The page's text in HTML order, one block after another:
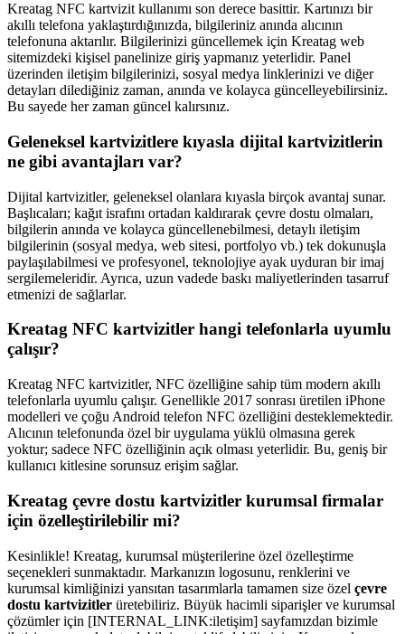
Kreatag NFC kartvizit kullanımı son derece basittir. Kartınızı bir
akıllı telefona yaklaştırdığınızda, bilgileriniz anında alıcının
telefonuna aktarılır. Bilgilerinizi güncellemek için Kreatag web
sitemizdeki kişisel panelinize giriş yapmanız yeterlidir. Panel
üzerinden iletişim bilgilerinizi, sosyal medya linklerinizi ve diğer
detayları dilediğiniz zaman, anında ve kolayca güncelleyebilirsiniz.
Bu sayede her zaman güncel kalırsınız.
Geleneksel kartvizitlere kıyasla dijital kartvizitlerin
ne gibi avantajları var?
Dijital kartvizitler, geleneksel olanlara kıyasla birçok avantaj sunar.
Başlıcaları; kağıt israfını ortadan kaldırarak çevre dostu olmaları,
bilgilerin anında ve kolayca güncellenebilmesi, detaylı iletişim
bilgilerinin (sosyal medya, web sitesi, portfolyo vb.) tek dokunuşla
paylaşılabilmesi ve profesyonel, teknolojiye ayak uyduran bir imaj
sergilemeleridir. Ayrıca, uzun vadede baskı maliyetlerinden tasarruf
etmenizi de sağlarlar.
Kreatag NFC kartvizitler hangi telefonlarla uyumlu
çalışır?
Kreatag NFC kartvizitler, NFC özelliğine sahip tüm modern akıllı
telefonlarla uyumlu çalışır. Genellikle 2017 sonrası üretilen iPhone
modelleri ve çoğu Android telefon NFC özelliğini desteklemektedir.
Alıcının telefonunda özel bir uygulama yüklü olmasına gerek
yoktur; sadece NFC özelliğinin açık olması yeterlidir. Bu, geniş bir
kullanıcı kitlesine sorunsuz erişim sağlar.
Kreatag çevre dostu kartvizitler kurumsal firmalar
için özelleştirilebilir mi?
Kesinlikle! Kreatag, kurumsal müşterilerine özel özelleştirme
seçenekleri sunmaktadır. Markanızın logosunu, renklerini ve
kurumsal kimliğinizi yansıtan tasarımlarla tamamen size özel çevre
dostu kartvizitler üretebiliriz. Büyük hacimli siparişler ve kurumsal
çözümler için [INTERNAL_LINK:iletişim] sayfamızdan bizimle